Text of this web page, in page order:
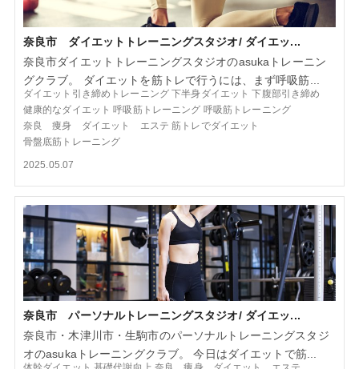
奈良市 ダイエットトレーニングスタジオ/ ダイエッ...
奈良市ダイエットトレーニングスタジオのasukaトレーニン
グクラブ。 ダイエットを筋トレで行うには、まず呼吸筋...
ダイエット引き締めトレーニング 下半身ダイエット 下腹部引き締め
健康的なダイエット 呼吸筋トレーニング 呼吸筋トレーニング
奈良 痩身 ダイエット エステ 筋トレでダイエット
骨盤底筋トレーニング
2025.05.07
奈良市 パーソナルトレーニングスタジオ/ ダイエッ...
奈良市・木津川市・生駒市のパーソナルトレーニングスタジ
オのasukaトレーニングクラブ。 今日はダイエットで筋...